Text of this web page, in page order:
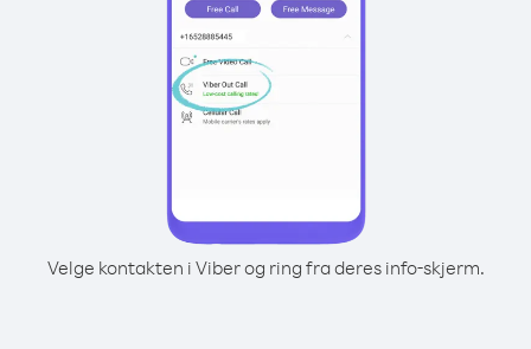
Velge kontakten i Viber og ring fra deres info-skjerm.